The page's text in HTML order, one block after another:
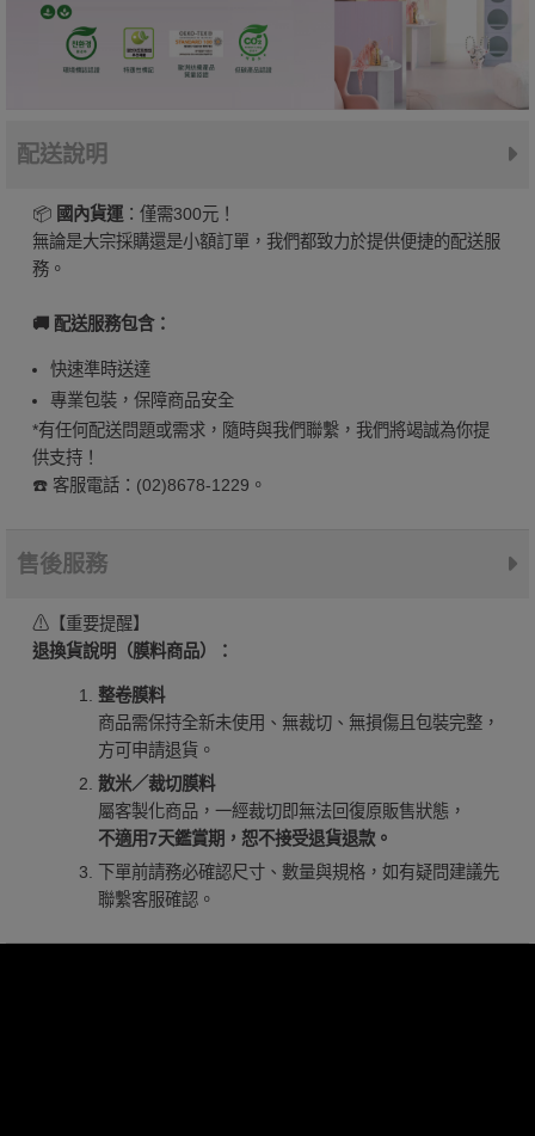
配送說明
📦 國內貨運：僅需300元！
無論是大宗採購還是小額訂單，我們都致力於提供便捷的配送服
務。
🚚 配送服務包含：
快速準時送達
專業包裝，保障商品安全
*有任何配送問題或需求，隨時與我們聯繫，我們將竭誠為你提
供支持！
☎️ 客服電話：(02)8678-1229。
售後服務
⚠【重要提醒】
退換貨說明（膜料商品）：
整卷膜料
商品需保持全新未使用、無裁切、無損傷且包裝完整，
方可申請退貨。
散米／裁切膜料
屬客製化商品，一經裁切即無法回復原販售狀態，
不適用7天鑑賞期，恕不接受退貨退款。
下單前請務必確認尺寸、數量與規格，如有疑問建議先
聯繫客服確認。